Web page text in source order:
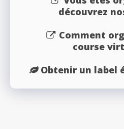
découvrez
Comment
course
Obtenir un label